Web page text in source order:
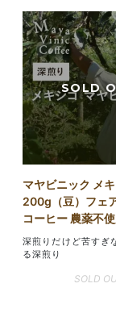
マヤビニック メ
200g（豆）フェ
コーヒー 農薬不
深煎りだけど苦すぎ
る深煎り
SOLD